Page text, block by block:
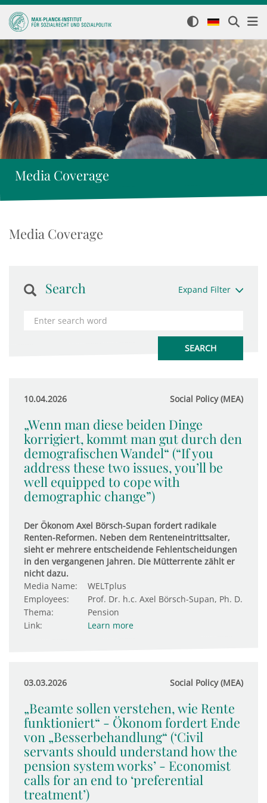
Media Coverage
Media Coverage
Search Expand Filter
10.04.2026 Social Policy (MEA)
„Wenn man diese beiden Dinge
korrigiert, kommt man gut durch den
demografischen Wandel“ (“If you
address these two issues, you’ll be
well equipped to cope with
demographic change”)
Der Ökonom Axel Börsch-Supan fordert radikale
Renten-Reformen. Neben dem Renteneintrittsalter,
sieht er mehrere entscheidende Fehlentscheidungen
in den vergangenen Jahren. Die Mütterrente zählt er
nicht dazu.
Media Name:
WELTplus
Employees:
Prof. Dr. h.c. Axel Börsch-Supan, Ph. D.
Thema:
Pension
Link:
Learn more
03.03.2026 Social Policy (MEA)
„Beamte sollen verstehen, wie Rente
funktioniert“ - Ökonom fordert Ende
von „Besserbehandlung“ (‘Civil
servants should understand how the
pension system works’ - Economist
calls for an end to ‘preferential
treatment’)